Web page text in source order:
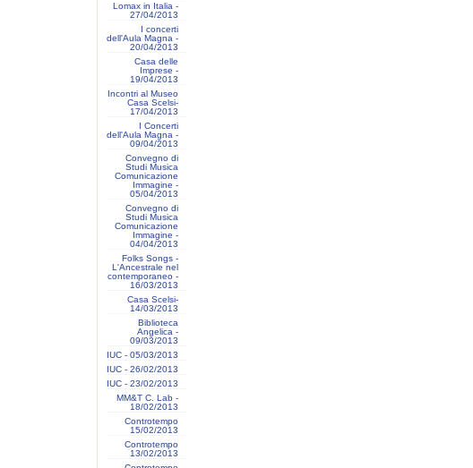
Lomax in Italia -
27/04/2013
I concerti
dell'Aula Magna -
20/04/2013
Casa delle
Imprese -
19/04/2013
Incontri al Museo
Casa Scelsi-
17/04/2013
I Concerti
dell'Aula Magna -
09/04/2013
Convegno di
Studi Musica
Comunicazione
Immagine -
05/04/2013
Convegno di
Studi Musica
Comunicazione
Immagine -
04/04/2013
Folks Songs -
L'Ancestrale nel
contemporaneo -
16/03/2013
Casa Scelsi-
14/03/2013
Biblioteca
Angelica -
09/03/2013
IUC - 05/03/2013
IUC - 26/02/2013
IUC - 23/02/2013
MM&T C. Lab -
18/02/2013
Controtempo
15/02/2013
Controtempo
13/02/2013